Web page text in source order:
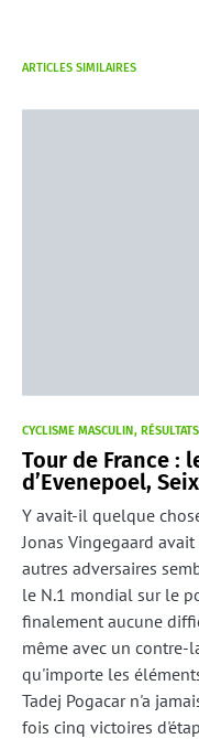
ARTICLES SIMILAIRES
CYCLISME MASCULIN RÉSULTATS
Tour de France :
d’Evenepoel,
Y avait-il quelque
Jonas Vingegaard
autres adversaires
le N.1 mondial sur le
finalement aucune
même avec un contre-
qu'importe les
Tadej Pogacar n'a
fois cinq victoires